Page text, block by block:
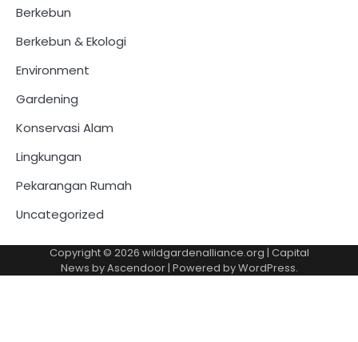
Berkebun
Berkebun & Ekologi
Environment
Gardening
Konservasi Alam
Lingkungan
Pekarangan Rumah
Uncategorized
Copyright © 2026 wildgardenalliance.org | Capital
News byAscendoor| Powered byWordPress.